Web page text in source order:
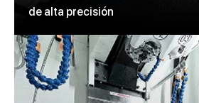
de alta precisión